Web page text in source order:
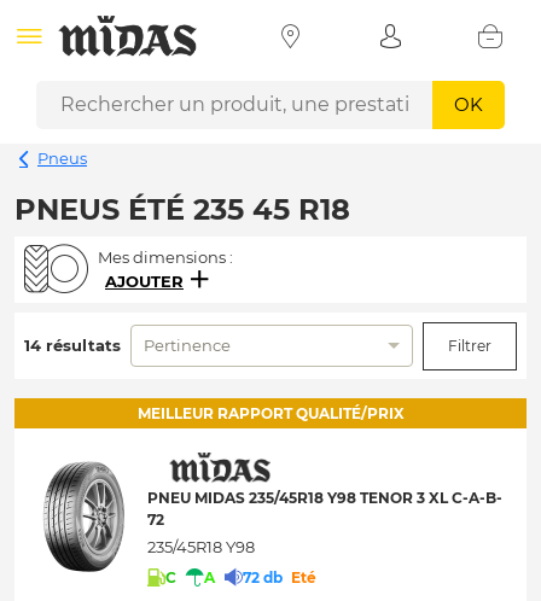
OK
Pneus
PNEUS ÉTÉ 235 45 R18
Mes dimensions :
AJOUTER
14 résultats Pertinence Filtrer
MEILLEUR RAPPORT QUALITÉ/PRIX
PNEU MIDAS 235/45R18 Y98 TENOR 3 XL C-A-B-
72
235/45R18 Y98
C A 72 db Eté